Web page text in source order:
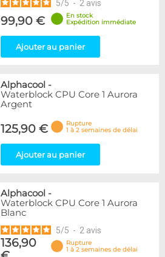
5/5 - 2 avis
99,90 €
En stock
Expédition immédiate
Ajouter au panier
Alphacool -
Waterblock CPU Core 1 Aurora
Argent
125,90 €
Rupture
1 à 2 semaines de délai
Ajouter au panier
Alphacool -
Waterblock CPU Core 1 Aurora
Blanc
5/5 - 2 avis
136,90
Rupture
1 à 2 semaines de délai